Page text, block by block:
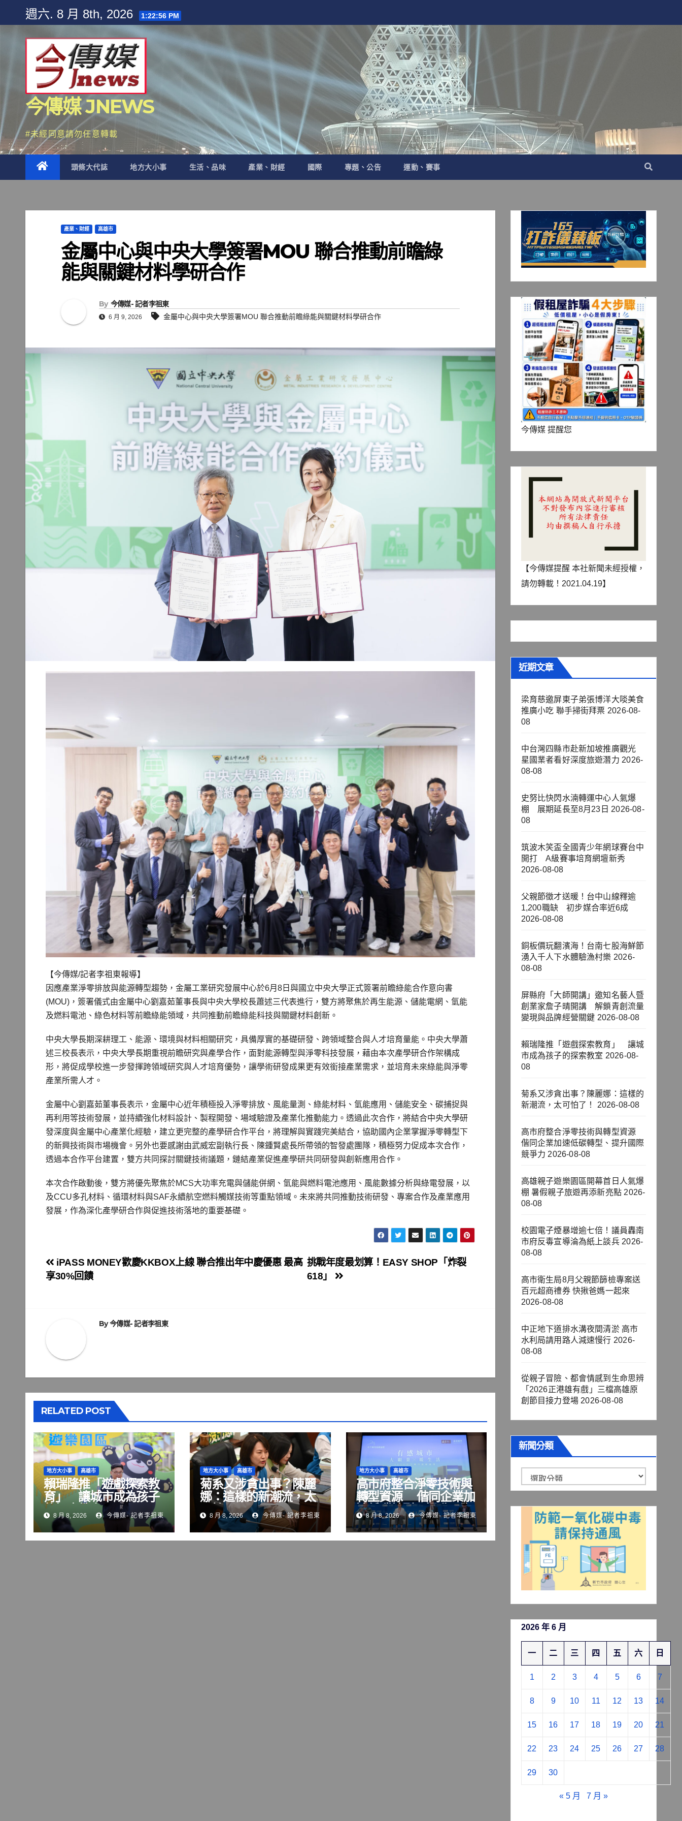
content
週六. 8 月 8th, 2026 1:22:57 PM
今傳媒 JNEWS
#未經同意請勿任意轉載
頭條大代誌 地方大小事 生活、品味 產業、財經 國際 專題、公告 運動、賽事
產業、財經 高雄市
金屬中心與中央大學簽署MOU 聯合推動前瞻綠
能與關鍵材料學研合作
By 今傳媒- 記者李祖東
6 月 9, 2026 金屬中心與中央大學簽署MOU 聯合推動前瞻綠能與關鍵材料學研合作
【今傳媒/記者李祖東報導】
因應產業淨零排放與能源轉型趨勢，金屬工業研究發展中心於6月8日與國立中央大學正式簽署前瞻綠能合作意向書
(MOU)，簽署儀式由金屬中心劉嘉茹董事長與中央大學校長蕭述三代表進行，雙方將聚焦於再生能源、儲能電網、氫能
及燃料電池、綠色材料等前瞻綠能領域，共同推動前瞻綠能科技與關鍵材料創新。
中央大學長期深耕理工、能源、環境與材料相關研究，具備厚實的基礎研發、跨領域整合與人才培育量能。中央大學蕭
述三校長表示，中央大學長期重視前瞻研究與產學合作，面對能源轉型與淨零科技發展，藉由本次產學研合作架構成
形，將促成學校進一步發揮跨領域研究與人才培育優勢，讓學術研發成果更有效銜接產業需求，並培育未來綠能與淨零
產業所需人才。
金屬中心劉嘉茹董事長表示，金屬中心近年積極投入淨零排放、風能量測、綠能材料、氫能應用、儲能安全、碳捕捉與
再利用等技術發展，並持續強化材料設計、製程開發、場域驗證及產業化推動能力。透過此次合作，將結合中央大學研
發深度與金屬中心產業化經驗，建立更完整的產學研合作平台，將理解與實踐完美結合，協助國內企業掌握淨零轉型下
的新興技術與市場機會。另外也要感謝由武威宏副執行長、陳鍾賢處長所帶領的智發處團隊，積極努力促成本次合作，
透過本合作平台建置，雙方共同探討關鍵技術議題，鏈結產業促進產學研共同研發與創新應用合作。
本次合作啟動後，雙方將優先聚焦於MCS大功率充電與儲能併網、氫能與燃料電池應用、風能數據分析與綠電發展，以
及CCU多孔材料、循環材料與SAF永續航空燃料觸媒技術等重點領域。未來將共同推動技術研發、專案合作及產業應用
發展，作為深化產學研合作與促進技術落地的重要基礎。
文
章
挑戰年度最划算！EASY SHOP「炸裂
618」
iPASS MONEY歡慶KKBOX上線 聯合推出年中慶優惠 最高
享30%回饋
By今傳媒- 記者李祖東
RELATED POST
地方大小事 高雄市
賴瑞隆推「遊戲探索教
育」 讓城市成為孩子
的探索教室
8 月 8, 2026 今傳媒- 記者李祖東
地方大小事 高雄市
菊系又涉貪出事？陳麗
娜：這樣的新潮流，太
可怕了！
8 月 8, 2026 今傳媒- 記者李祖東
地方大小事 高雄市
高市府整合淨零技術與
轉型資源 偕同企業加
速低碳轉型、提升國際
競爭力
8 月 8, 2026 今傳媒- 記者李祖東
今傳媒 提醒您
【今傳媒提醒 本社新聞未經授權，
請勿轉載！2021.04.19】
近期文章
梁育慈邀屏東子弟張博洋大啖美食
推廣小吃 聯手掃街拜票 2026-08-
08
中台灣四縣市赴新加坡推廣觀光
星國業者看好深度旅遊潛力 2026-
08-08
史努比快閃水湳轉運中心人氣爆
棚 展期延長至8月23日 2026-08-
08
筑波木笑盃全國青少年網球賽台中
開打 A級賽事培育網壇新秀
2026-08-08
父親節徵才送暖！台中山線釋逾
1,200職缺 初步媒合率近6成
2026-08-08
銅板價玩翻濱海！台南七股海鮮節
湧入千人下水體驗漁村樂 2026-
08-08
屏縣府「大師開講」邀知名藝人暨
創業家詹子晴開講 解鎖青創流量
變現與品牌經營關鍵 2026-08-08
賴瑞隆推「遊戲探索教育」 讓城
市成為孩子的探索教室 2026-08-
08
菊系又涉貪出事？陳麗娜：這樣的
新潮流，太可怕了！
2026-08-08
高市府整合淨零技術與轉型資源
偕同企業加速低碳轉型、提升國際
競爭力 2026-08-08
高雄親子遊樂園區開幕首日人氣爆
棚 暑假親子旅遊再添新亮點 2026-
08-08
校園電子煙暴增逾七倍！議員轟南
市府反毒宣導淪為紙上談兵 2026-
08-08
高市衛生局8月父親節篩檢專案送
百元超商禮券 快揪爸媽一起來
2026-08-08
中正地下道排水溝夜間清淤 高市
水利局請用路人減速慢行 2026-
08-08
從親子冒險、都會情感到生命思辨
「2026正港雄有戲」三檔高雄原
創節目接力登場 2026-08-08
新聞分類
聞
分
2026 年 6 月
一 二 三 四 五 六 日
1 2 3 4 5 6 7
8 9 10 11 12 13 14
15 16 17 18 19 20 21
22 23 24 25 26 27 28
29 30
« 5 月 7 月 »